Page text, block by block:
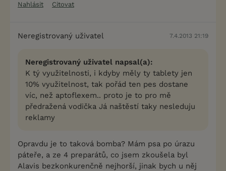
Nahlásit
Citovat
Neregistrovaný uživatel 7.4.2013 21:19
Neregistrovaný uživatel napsal(a):
K tý využitelnosti, i kdyby měly ty tablety jen
10% využitelnost, tak pořád ten pes dostane
víc, než aptoflexem.. proto je to pro mě
předražená vodička Já naštěstí taky nesleduju
reklamy
Opravdu je to taková bomba? Mám psa po úrazu
páteře, a ze 4 preparátů, co jsem zkoušela byl
Alavis bezkonkurenčně nejhorší, jinak bych u něj